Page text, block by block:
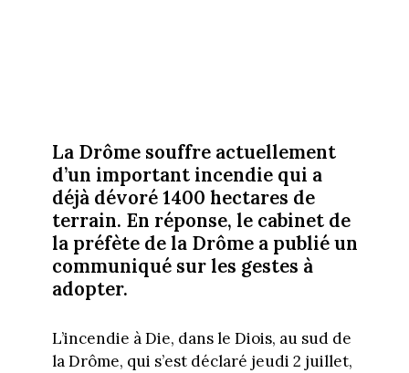
La Drôme souffre actuellement
d’un important incendie qui a
déjà dévoré 1400 hectares de
terrain. En réponse, le cabinet de
la préfète de la Drôme a publié un
communiqué sur les gestes à
adopter.
L’incendie à Die, dans le Diois, au sud de
la Drôme, qui s’est déclaré jeudi 2 juillet,